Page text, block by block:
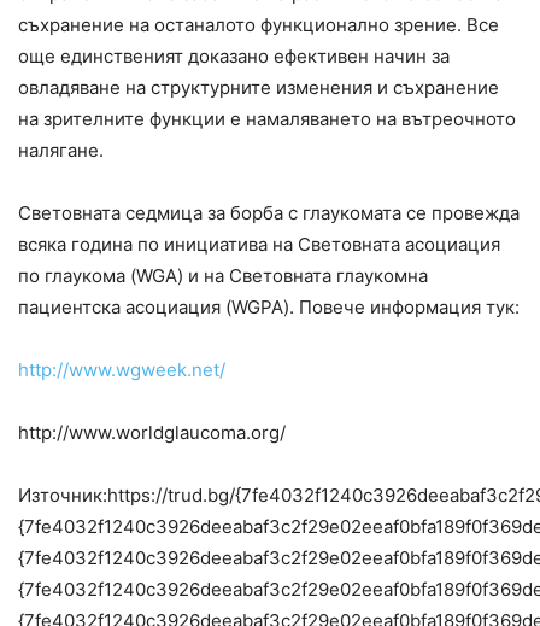
съхранение на останалото функционално зрение. Все
още единственият доказано ефективен начин за
овладяване на структурните изменения и съхранение
на зрителните функции е намаляването на вътреочното
налягане.
Световната седмица за борба с глаукомата се провежда
всяка година по инициатива на Световната асоциация
по глаукома (WGA) и на Световната глаукомна
пациентска асоциация (WGPA). Повече информация тук:
http://www.wgweek.net/
http://www.worldglaucoma.org/
Източник:https://trud.bg/